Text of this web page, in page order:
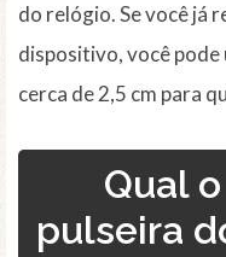
do relógio. Se você já
dispositivo, você
cerca de 2,5 cm para
Qual
pulseira